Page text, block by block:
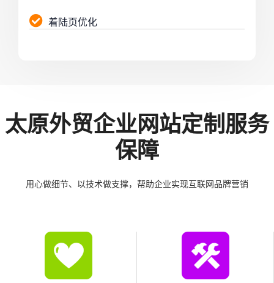
着陆页优化
太原外贸企业网站定制服务
保障
用心做细节、以技术做支撑，帮助企业实现互联网品牌营销